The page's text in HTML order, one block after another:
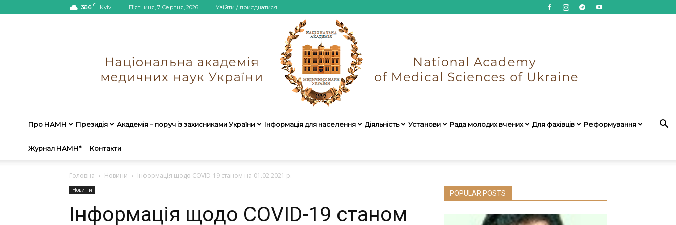
36.6 C Kyiv П’ятниця, 7 Серпня, 2026 Увійти / приєднатися
України
Про НАМН Президія Академія – поруч із захисниками України Інформація для населення Діяльність Установи Рада молодих вчених Для фахівців Реформування
Журнал НАМН* Контакти
Головна Новини Інформація щодо COVID-19 станом на 01.02.2021 р.
Новини
Інформація щодо COVID-19 станом
POPULAR POSTS